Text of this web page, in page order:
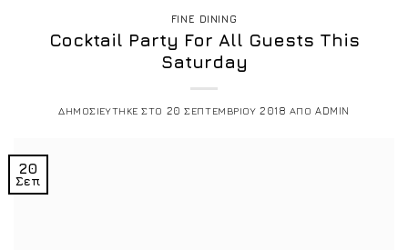
FINE DINING
Cocktail Party For All Guests This
Saturday
ΔΗΜΟΣΙΕΥΤΗΚΕ ΣΤΟ 20 ΣΕΠΤΕΜΒΡΙΟΥ 2018 ΑΠΟADMIN
20
Σεπ